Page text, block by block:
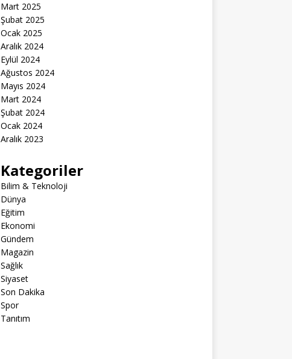
Mart 2025
Şubat 2025
Ocak 2025
Aralık 2024
Eylül 2024
Ağustos 2024
Mayıs 2024
Mart 2024
Şubat 2024
Ocak 2024
Aralık 2023
Kategoriler
Bilim & Teknoloji
Dünya
Eğitim
Ekonomi
Gündem
Magazin
Sağlık
Siyaset
Son Dakika
Spor
Tanıtım